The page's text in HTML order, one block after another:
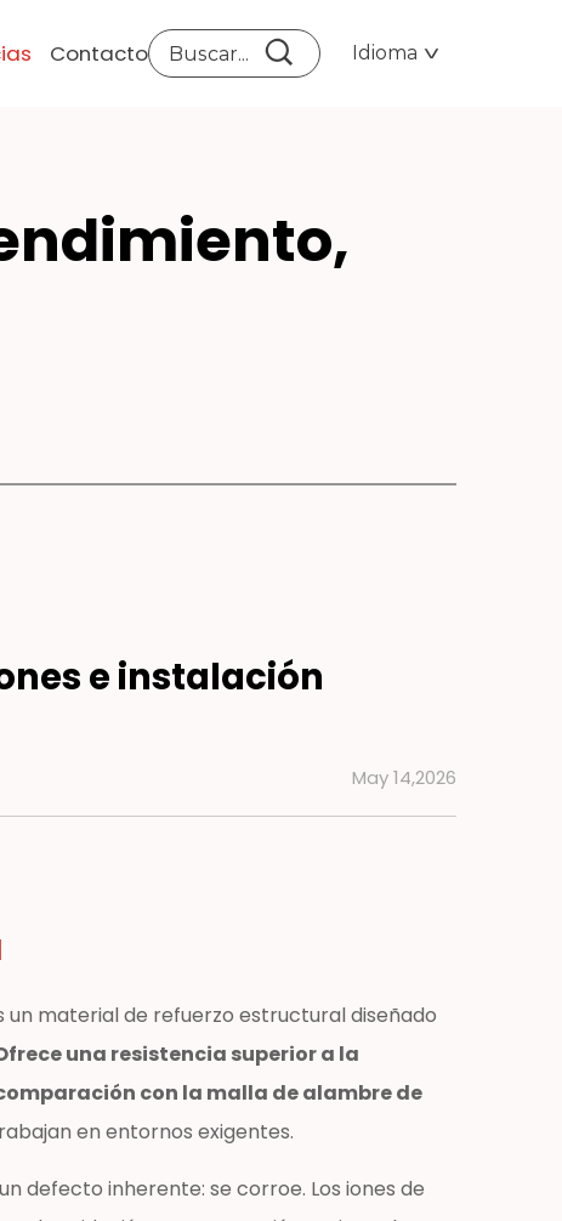
Contacto Idioma
e instalación
May 14,2026
un material de refuerzo estructural diseñado
una resistencia superior a la
con la malla de alambre de
en entornos exigentes.
defecto inherente: se corroe. Los iones de